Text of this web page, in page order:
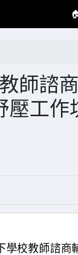
師諮
工作
學校教師諮商